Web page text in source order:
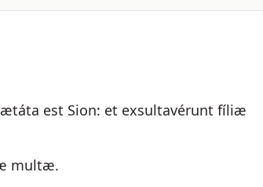
est Sion: et exsultavérunt fíliæ
multæ.